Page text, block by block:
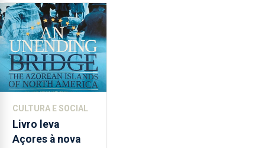
instrumentos
CULTURA E SOCIAL
Livro leva
Açores à nova